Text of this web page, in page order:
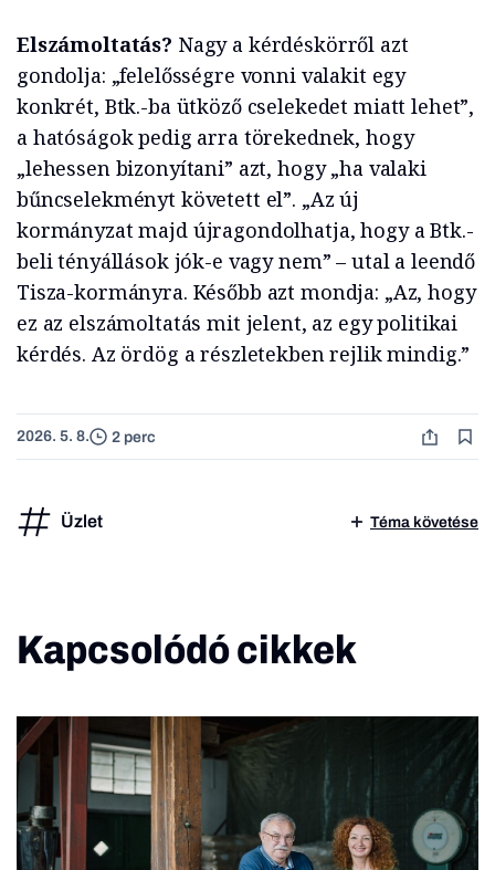
Elszámoltatás? Nagy a kérdéskörről azt
gondolja: „felelősségre vonni valakit egy
konkrét, Btk.-ba ütköző cselekedet miatt lehet”,
a hatóságok pedig arra törekednek, hogy
„lehessen bizonyítani” azt, hogy „ha valaki
bűncselekményt követett el”. „Az új
kormányzat majd újragondolhatja, hogy a Btk.-
beli tényállások jók-e vagy nem” – utal a leendő
Tisza-kormányra. Később azt mondja: „Az, hogy
ez az elszámoltatás mit jelent, az egy politikai
kérdés. Az ördög a részletekben rejlik mindig.”
2026. 5. 8. 2 perc
Üzlet Téma követése
Kapcsolódó cikkek